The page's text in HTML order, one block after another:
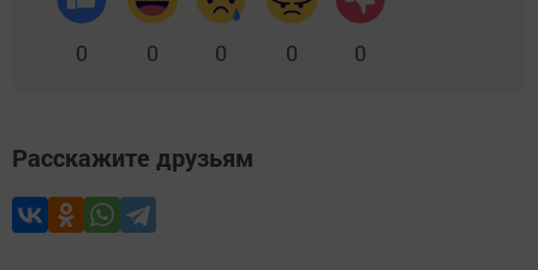
0 0 0 0 0
Расскажите друзьям